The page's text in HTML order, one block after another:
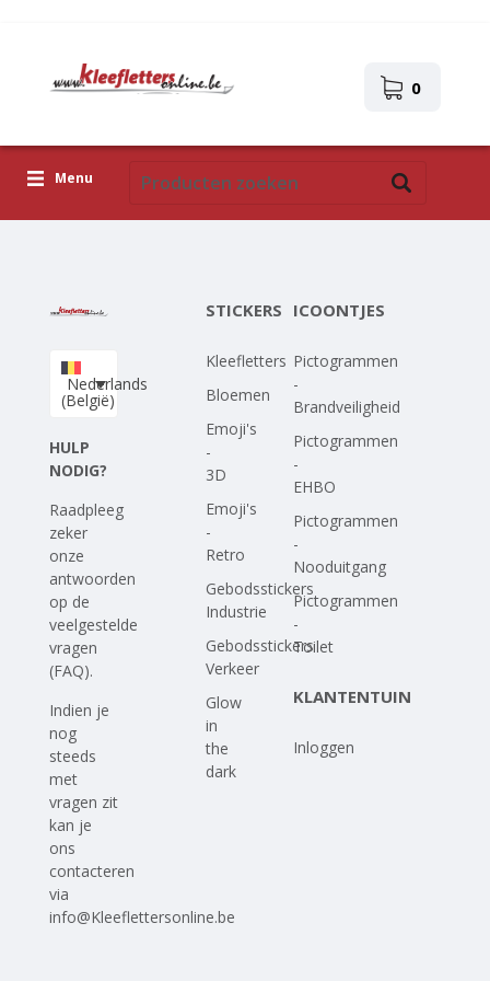
0
Menu
Upload je eigen ontwerp
Corona Covid-19
Nederlands
(België)
HULP
NODIG?
Raadpleeg
zeker
onze
antwoorden
op de
veelgestelde
vragen
(FAQ).
Indien je
nog
steeds
met
vragen zit
kan je
ons
contacteren
via
info@Kleeflettersonline.be
STICKERS
Kleefletters
Bloemen
Emoji's
-
3D
Emoji's
-
Retro
Gebodsstickers
Industrie
Gebodsstickers
Verkeer
Glow
in
the
dark
ICOONTJES
Pictogrammen
-
Brandveiligheid
Pictogrammen
-
EHBO
Pictogrammen
-
Nooduitgang
Pictogrammen
-
Toilet
KLANTENTUIN
Inloggen